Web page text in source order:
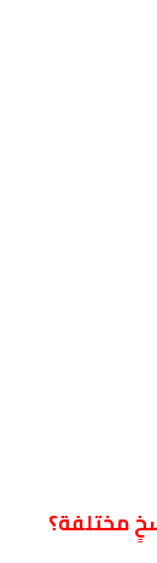
مختلفة؟